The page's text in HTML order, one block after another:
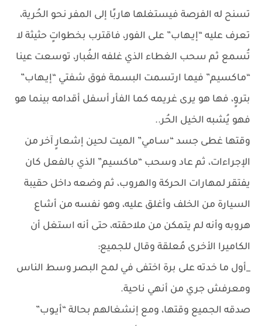
تسنح له الفرصة فيستغلها هاربًا إلى المفر نحو الحُرية،
تعرف عليه “إيـهاب” على الفور، فاقترب بخطواتٍ حثيثة لا
تُسمع ثم سحب الغطاء الذي غلفه الغُبار، توسعت عينا
“ماكسيم” فيما ارتسمت البسمة فوق شفتي “إيـهاب”
بتروٍ، فها هو يرى غريمه كما الفأر أسفل أقدامه بينما هو
فهو يُشبه الخيل الحُر..
وقتها غطى جسد “سـامي” الميت لحين إشعارٍ آخر من
الإجراءات، ثم عاد وسحب “ماكسيم” الذي بالفعل كان
يفتقر لمهارات الحركة والهروب، ثم وضعه داخل حقيبة
السيارة من الخلف وأغلق عليه، وهو نفسه من أشاع
هروبه وأنه لم يتمكن من ملاحقته، حتى أنه استغل أن
الكاميرا الأخرى مُعلقة وقال للجميع:
_أول ما خدته على برة اختفى في لمح البصر وسط الناس
ومعرفش جري من أنهي ناحية.
صدقه الجميع وقتها، ومع إنشغالهم بحالة “أيـوب”